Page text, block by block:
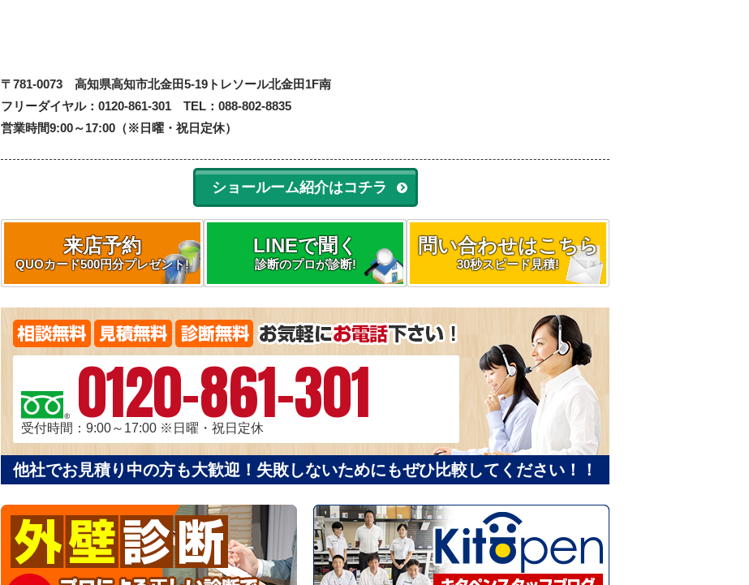
〒781-0073 高知県高知市北金田5-19 トレソール北金田1F南
フリーダイヤル：0120-861-301 TEL：088-802-8835
営業時間9:00～17:00（※日曜・祝日定休）
ショールーム紹介はコチラ
来店予約
QUOカード500円分プレゼント!
LINEで聞く
診断のプロが診断!
問い合わせはこちら
30秒スピード見積!
0120-861-301
受付時間：9:00～17:00 ※日曜・祝日定休
他社でお見積り中の方も大歓迎！失敗しないためにもぜひ比較してください！！